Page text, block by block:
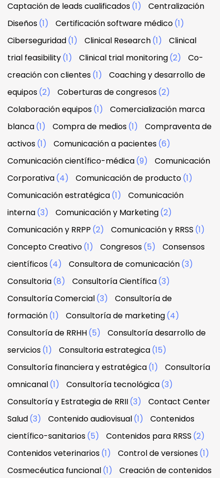
Captación de leads cualificados(1)
Centralización
Diseños(1) Certificación software médico(1)
Ciberseguridad(1) Clinical Research(1)
Clinical
trial feasibility(1) Clinical trial monitoring(2)
Co-
creación con clientes(1)
Coaching y desarrollo de
equipos(2) Coberturas de congresos(2)
Colaboración equipos(1)
Comercialización marca
blanca(1) Compra de medios(1)
Compraventa de
activos(1) Comunicación a pacientes(6)
Comunicación científico-médica(9)
Comunicación
Corporativa(4) Comunicación de producto(1)
Comunicación estratégica(1)
Comunicación
interna(3) Comunicación y Marketing(2)
Comunicación y RRPP (2) Comunicación y RRSS (1)
Concepto Creativo(1) Congresos(5)
Consensos
científicos(4) Consultora de comunicación(3)
Consultoria(8) Consultoría Científica(3)
Consultoría Comercial(3)
Consultoría de
formación(1) Consultoría de marketing(4)
Consultoría de RRHH(5)
Consultoría desarrollo de
servicios(1) Consultoria estrategica(15)
Consultoría financiera y estratégica(1)
Consultoría
omnicanal(1) Consultoría tecnológica(3)
Consultoría y Estrategia de RRII(3)
Contact Center
Salud(3) Contenido audiovisual(1)
Contenidos
científico-sanitarios(5) Contenidos para RRSS (2)
Contenidos veterinarios(1) Control de versiones(1)
Cosmecéutica funcional(1) Creación de contenidos